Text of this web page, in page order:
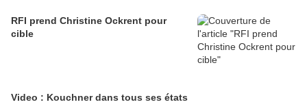
RFI prend Christine Ockrent pour
cible
Video : Kouchner dans tous ses états